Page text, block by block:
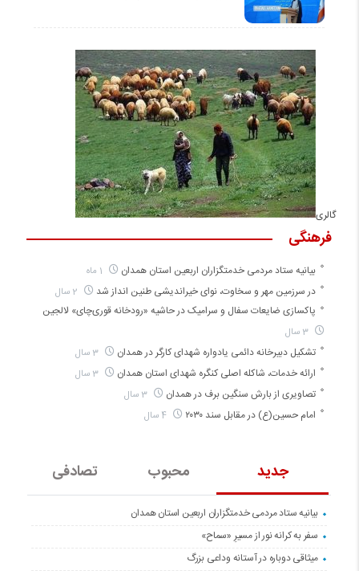
گالری
جدید محبوب تصادفی
بیانیه ستاد مردمی خدمتگزاران اربعین استان همدان
سفر به کرانه‌ نور از مسیرِ «سماح»
میثاقی دوباره در آستانه‌ وداعی بزرگ
فرهنگی
بیانیه ستاد مردمی خدمتگزاران اربعین استان همدان
در سرزمین مهر و سخاوت، نوای خیراندیشی طنین انداز شد
پاکسازی ضایعات سفال و سرامیک در حاشیه «رودخانه قوری‌چای» لالجین
3 سال
تشکیل دبیرخانه دائمی یادواره شهدای کارگر در همدان 3 سال
ارائه خدمات، شاکله اصلی کنگره شهدای استان همدان 3 سال
تصاویری از بارش سنگین برف در همدان 3 سال
امام حسین(ع) در مقابل سند ۲۰۳۰